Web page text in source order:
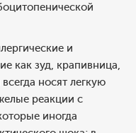
и
как зуд, крапивница,
носят легкую
реакции с
иногда